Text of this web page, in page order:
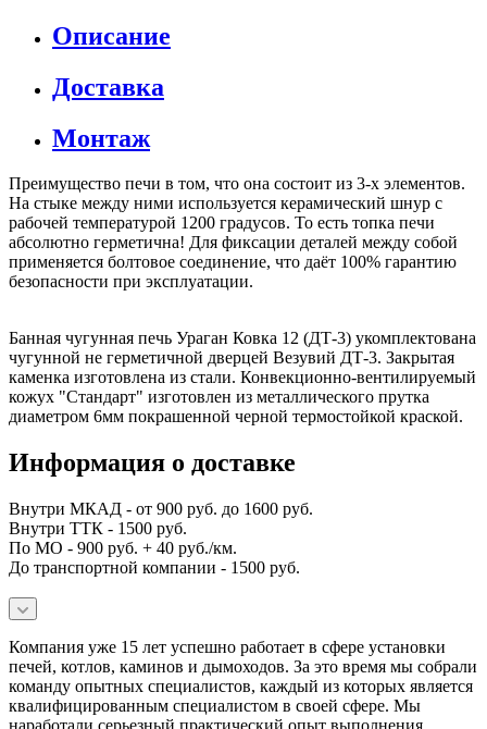
Описание
Доставка
Монтаж
Преимущество печи в том, что она состоит из 3-х элементов.
На стыке между ними используется керамический шнур с
рабочей температурой 1200 градусов. То есть топка печи
абсолютно герметична! Для фиксации деталей между собой
применяется болтовое соединение, что даёт 100% гарантию
безопасности при эксплуатации.
Банная чугунная печь Ураган Ковка 12 (ДТ-3) укомплектована
чугунной не герметичной дверцей Везувий ДТ-3. Закрытая
каменка изготовлена из стали. Конвекционно-вентилируемый
кожух "Стандарт" изготовлен из металлического прутка
диаметром 6мм покрашенной черной термостойкой краской.
Информация о доставке
Внутри МКАД - от 900 руб. до 1600 руб.
Внутри ТТК - 1500 руб.
По МО - 900 руб. + 40 руб./км.
До транспортной компании - 1500 руб.
Компания уже 15 лет успешно работает в сфере установки
печей, котлов, каминов и дымоходов. За это время мы собрали
команду опытных специалистов, каждый из которых является
квалифицированным специалистом в своей сфере. Мы